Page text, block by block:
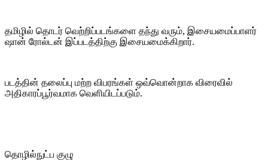
தமிழில் தொடர் வெற்றிப்படங்களை தந்து வரும், இசையமைப்பாளர்
ஷான் ரோல்டன் இப்படத்திற்கு இசையமைக்கிறார்.
படத்தின் தலைப்பு மற்ற விபரங்கள் ஒவ்வொன்றாக விரைவில்
அதிகாரப்பூர்வமாக வெளியிடப்படும்.
தொழில்நுட்ப குழு